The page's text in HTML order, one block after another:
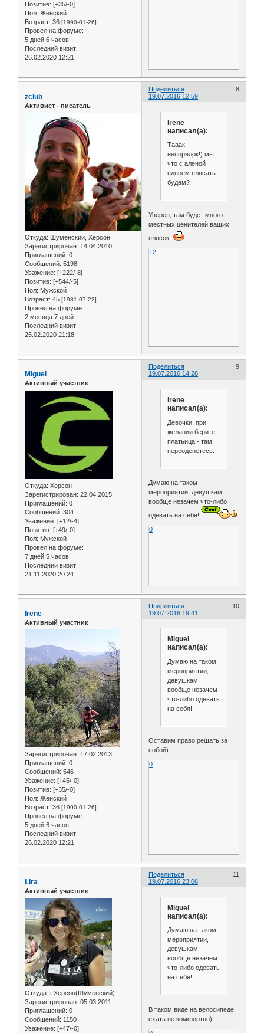
Позитив: [+35/-0]
Пол: Женский
Возраст: 36 [1990-01-26]
Провел на форуме:
5 дней 6 часов
Последний визит:
26.02.2020 12:21
Поделиться
8
19.07.2016 12:59
zclub
Активист - писатель
Откуда: Шуменский, Херсон
Зарегистрирован: 14.04.2010
Приглашений: 0
Сообщений: 5198
Уважение: [+222/-8]
Позитив: [+544/-5]
Пол: Мужской
Возраст: 45 [1981-07-22]
Провел на форуме:
2 месяца 7 дней
Последний визит:
25.02.2020 21:18
Irene
написал(а):
Тааак,
непорядок!) мы
что с аленой
вдвоем плясать
будем?
Уверен, там будет много
местных ценителей ваших
плясок
+2
Поделиться
9
19.07.2016 14:28
Miguel
Активный участник
Откуда: Херсон
Зарегистрирован: 22.04.2015
Приглашений: 0
Сообщений: 304
Уважение: [+12/-4]
Позитив: [+49/-0]
Пол: Мужской
Провел на форуме:
7 дней 5 часов
Последний визит:
21.11.2020 20:24
Irene
написал(а):
Девочки, при
желании берите
платьица - там
переоденетесь.
Думаю на таком
мероприятии, девушкам
вообще незачем что-либо
одевать на себя!
0
Поделиться
10
19.07.2016 19:41
Irene
Активный участник
Зарегистрирован: 17.02.2013
Приглашений: 0
Сообщений: 546
Уважение: [+45/-0]
Позитив: [+35/-0]
Пол: Женский
Возраст: 36 [1990-01-26]
Провел на форуме:
5 дней 6 часов
Последний визит:
26.02.2020 12:21
Miguel
написал(а):
Думаю на таком
мероприятии,
девушкам
вообще незачем
что-либо одевать
на себя!
Оставим право решать за
собой)
0
Поделиться
11
19.07.2016 23:06
LIra
Активный участник
Откуда: г.Херсон(Шуменский)
Зарегистрирован: 05.03.2011
Приглашений: 0
Сообщений: 1150
Уважение: [+47/-0]
Miguel
написал(а):
Думаю на таком
мероприятии,
девушкам
вообще незачем
что-либо одевать
на себя!
В таком виде на велосипеде
ехать не комфортно)